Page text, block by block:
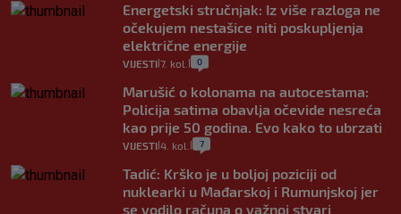
Energetski stručnjak: Iz više razloga ne
očekujem nestašice niti poskupljenja
električne energije
VIJESTI 7. kol. 0
Marušić o kolonama na autocestama:
Policija satima obavlja očevide nesreća
kao prije 50 godina. Evo kako to ubrzati
VIJESTI 4. kol. 7
Tadić: Krško je u boljoj poziciji od
nuklearki u Mađarskoj i Rumunjskoj jer
se vodilo računa o važnoj stvari